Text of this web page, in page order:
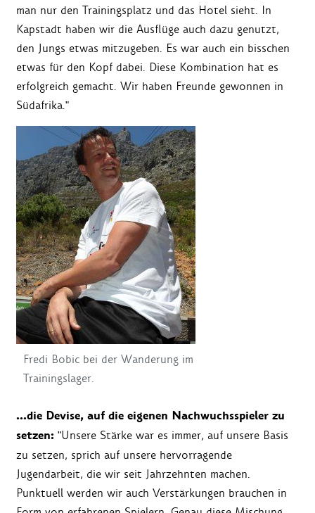
man nur den Trainingsplatz und das Hotel sieht. In
Kapstadt haben wir die Ausflüge auch dazu genutzt,
den Jungs etwas mitzugeben. Es war auch ein bisschen
etwas für den Kopf dabei. Diese Kombination hat es
erfolgreich gemacht. Wir haben Freunde gewonnen in
Südafrika."
Fredi Bobic bei der Wanderung im
Trainingslager.
…die Devise, auf die eigenen Nachwuchsspieler zu
setzen: "Unsere Stärke war es immer, auf unsere Basis
zu setzen, sprich auf unsere hervorragende
Jugendarbeit, die wir seit Jahrzehnten machen.
Punktuell werden wir auch Verstärkungen brauchen in